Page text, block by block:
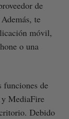
de
te
móvil,
o una
funciones de
y MediaFire
Debido